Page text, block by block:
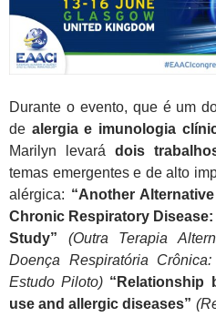
Durante o evento, que é um
de alergia e imunologia
Marilyn levará dois
temas emergentes e de alto
alérgica: “Another
Chronic Respiratory
Study” (Outra Terapia
Doença Respiratória
Estudo Piloto) “Relationship
use and allergic diseases”